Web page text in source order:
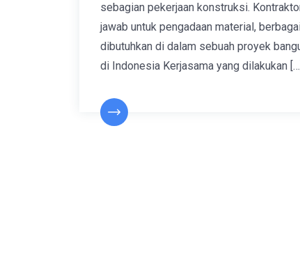
sebagian pekerjaan konstruksi.
jawab untuk pengadaan material,
dibutuhkan di dalam sebuah proyek
di Indonesia Kerjasama yang dilakukan […]